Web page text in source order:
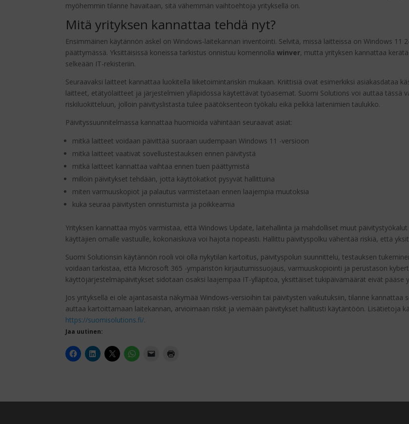
myöhemmin tilanne havaitaan, sitä vähemmän vaihtoehtoja yrityksellä on.
Mitä yrityksen kannattaa tehdä nyt?
Ensimmäinen käytännön askel on Windows-laitekannan inventointi. Selvitä, missä laitteissa on Windows
päättymässä. Yksittäisissä koneissa tarkistus onnistuu komennollawinver, mutta yrityksen kannattaa
selkeään IT-rekisteriin.
Seuraavaksi laitteet kannattaa luokitella liiketoimintariskin mukaan. Kriittisiä ovat esimerkiksi asiakasdataa
laitteet, etätyölaitteet ja järjestelmien ylläpidossa käytettävät työasemat. Suomi Solutions voi auttaa tässä
riskiluokitteluun, jolloin päivityslistasta tulee päätöksenteon työkalu eikä pelkkä laitenimien taulukko.
Päivityssuunnitelmassa kannattaa huomioida vähintään seuraavat asiat:
mitkä laitteet voidaan päivittää suoraan uudempaan Windows 11 -versioon
mitkä laitteet vaativat sovellustestauksen ennen päivitystä
mitkä laitteet kannattaa vaihtaa ennen tuen päättymistä
milloin päivitykset tehdään, jotta käyttökatkot pysyvät hallittuina
miten varmuuskopiot ja palautus varmistetaan ennen laajempia muutoksia
kuka seuraa päivitysten onnistumista ja poikkeamia
Yrityksen kannattaa myös varmistaa, että Windows Update, laitehallinta ja mahdolliset muut
käyttäjien omalle vastuulle, kokonaiskuva voi hajota nopeasti. Hallittu päivityspolku vähentää riskiä, että
Suomi Solutionsin käytännön rooli voi olla nykytilan kartoitus, päivityspolun suunnittelu, testauksen
voidaan tarkistaa, että Microsoft 365 -ympäristön kirjautumissuojaus, varmuuskopiointi ja perustason
käyttöjärjestelmäpäivitykset sidotaan osaksi laajempaa IT-ylläpitoa, yksittäiset tukipäivämäärät eivät pääse
Jos yrityksellä ei ole ajantasaista näkymää Windows-versioihin tai päivitysten vaikutuksiin, tilanne kannattaa
auttaa kartoittamaan laitekannan, arvioimaan riskit ja viemään päivitykset hallitusti käytäntöön. Lisätietoja
https://suomisolutions.fi/.
Jaa uutinen: